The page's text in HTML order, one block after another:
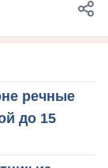
речные
до 15